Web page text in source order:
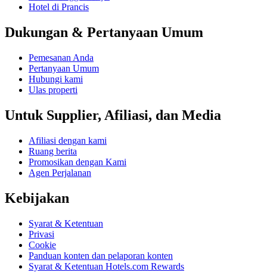
Hotel di Prancis
Dukungan & Pertanyaan Umum
Pemesanan Anda
Pertanyaan Umum
Hubungi kami
Ulas properti
Untuk Supplier, Afiliasi, dan Media
Afiliasi dengan kami
Ruang berita
Promosikan dengan Kami
Agen Perjalanan
Kebijakan
Syarat & Ketentuan
Privasi
Cookie
Panduan konten dan pelaporan konten
Syarat & Ketentuan Hotels.com Rewards